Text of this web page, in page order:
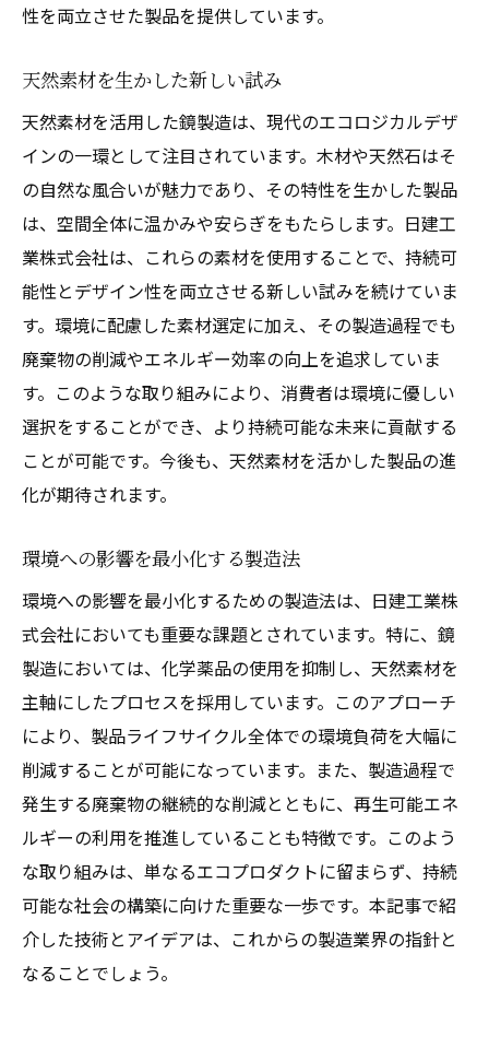
性を両立させた製品を提供しています。
天然素材を生かした新しい試み
天然素材を活用した鏡製造は、現代のエコロジカルデザ
インの一環として注目されています。木材や天然石はそ
の自然な風合いが魅力であり、その特性を生かした製品
は、空間全体に温かみや安らぎをもたらします。日建工
業株式会社は、これらの素材を使用することで、持続可
能性とデザイン性を両立させる新しい試みを続けていま
す。環境に配慮した素材選定に加え、その製造過程でも
廃棄物の削減やエネルギー効率の向上を追求していま
す。このような取り組みにより、消費者は環境に優しい
選択をすることができ、より持続可能な未来に貢献する
ことが可能です。今後も、天然素材を活かした製品の進
化が期待されます。
環境への影響を最小化する製造法
環境への影響を最小化するための製造法は、日建工業株
式会社においても重要な課題とされています。特に、鏡
製造においては、化学薬品の使用を抑制し、天然素材を
主軸にしたプロセスを採用しています。このアプローチ
により、製品ライフサイクル全体での環境負荷を大幅に
削減することが可能になっています。また、製造過程で
発生する廃棄物の継続的な削減とともに、再生可能エネ
ルギーの利用を推進していることも特徴です。このよう
な取り組みは、単なるエコプロダクトに留まらず、持続
可能な社会の構築に向けた重要な一歩です。本記事で紹
介した技術とアイデアは、これからの製造業界の指針と
なることでしょう。